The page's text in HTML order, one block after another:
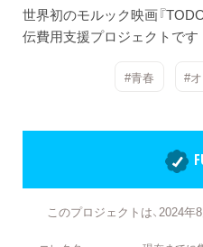
世界初のモルック映画『
伝費用支援プロジェクトです
#青春 #
このプロジェクトは、2024年